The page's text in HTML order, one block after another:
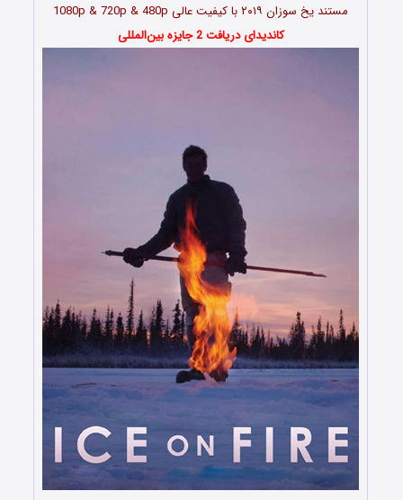
مستند یخ‌‌ سوزان ۲۰۱۹
با کیفیت عالی 1080p & 720p & 480p
کاندیدای دریافت 2 جایزه بین‌المللی